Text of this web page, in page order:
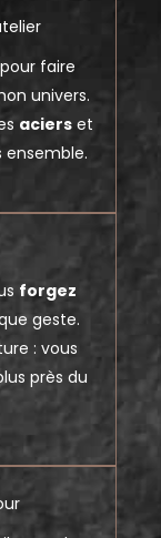
faire
univers.
aciers et
ensemble.
forgez
geste.
: vous
près du